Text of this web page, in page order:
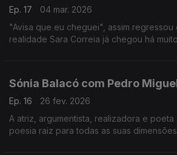
Ep. 17
04 mar. 2026
"Avisa que eu cheguei", assim regressou
realidade Sara Correia já chegou há
Sónia Balacó com Pedro
Ep. 16
26 fev. 2026
A atriz, argumentista, realizadora e poeta
poesia raiz para todas as suas